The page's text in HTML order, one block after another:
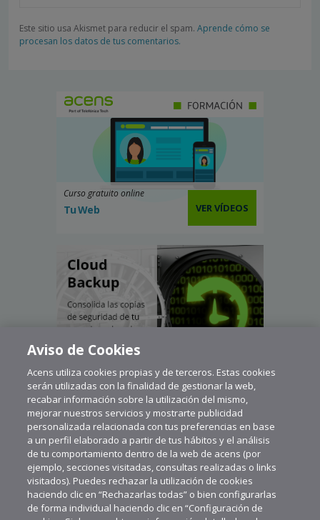
Este sitio usa Akismet para reducir el spam. Aprende cómo se
procesan los datos de tus comentarios.
Curso gratuito online
Tu Web VER VÍDEOS
Aviso de Cookies
Acens utiliza cookies propias y de terceros. Estas cookies
serán utilizadas con la finalidad de gestionar la web,
recabar información sobre la utilización del mismo,
mejorar nuestros servicios y mostrarte publicidad
personalizada relacionada con tus preferencias en base
a un perfil elaborado a partir de tus hábitos y el análisis
de tu comportamiento dentro de la web de acens (por
ejemplo, secciones visitadas, consultas realizadas o links
visitados). Puedes rechazar la utilización de cookies
haciendo clic en “Rechazarlas todas” o bien configurarlas
de forma individual haciendo clic en “Configuración de